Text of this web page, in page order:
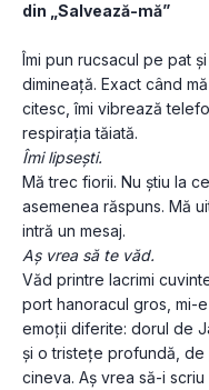
din „Salvează-mă”
Îmi pun rucsacul pe pat
dimineață. Exact când
citesc, îmi vibrează
respirația tăiată.
Îmi lipsești.
Mă trec fiorii. Nu știu la
asemenea răspuns. Mă
intră un mesaj.
Aș vrea să te văd.
Văd printre lacrimi
port hanoracul gros, mi-
emoții diferite: dorul de
și o tristețe profundă,
cineva. Aș vrea să-i scriu